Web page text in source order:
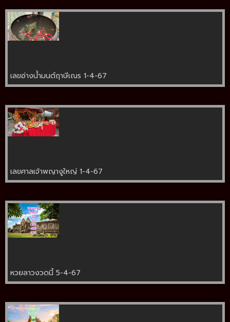
เลขอ่างน้ำมนต์ฤาษีเณร 1-4-67
เลขศาลเจ้าพญางูใหญ่ 1-4-67
หวยลาวงวดนี้ 5-4-67